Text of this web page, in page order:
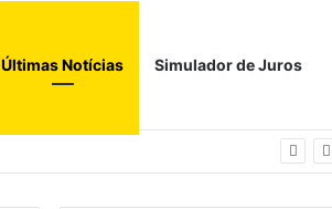
Últimas Notícias Simulador de Juros